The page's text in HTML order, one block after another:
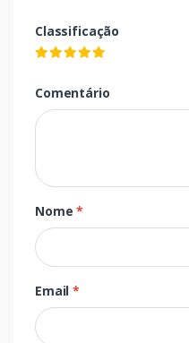
Classificação
Comentário
Nome*
Email*